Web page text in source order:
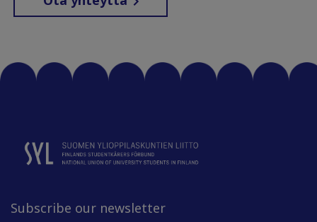
Subscribe our newsletter